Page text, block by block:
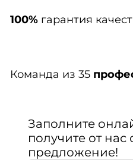
100%гарантия
Команда из 35
Заполните
получите от
предложение!